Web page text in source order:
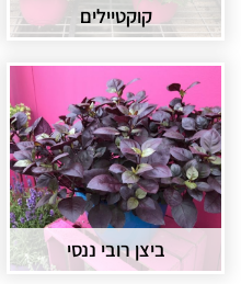
קוקטיילים
ביצן רובי ננסי